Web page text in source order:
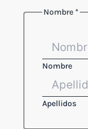
Nombre *
Nombre
Apellidos